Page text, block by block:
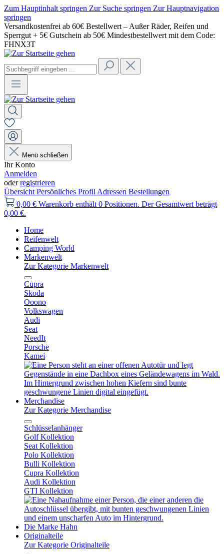
Zum Hauptinhalt springen Zur Suche springen Zur Hauptnavigation
springen
Versandkostenfrei ab 60€ Bestellwert – Außer Räder, Reifen und
Sperrgut + 5€ Gutschein ab 50€ Mindestbestellwert mit dem Code:
FHNX3T
Menü schließen
Ihr Konto
Anmelden
oderregistrieren
Übersicht Persönliches Profil Adressen Bestellungen
0,00 € Warenkorb enthält 0 Positionen. Der Gesamtwert beträgt
0,00 €.
Home
Reifenwelt
Camping World
Markenwelt
Zur Kategorie Markenwelt
Cupra
Skoda
Ooono
Volkswagen
Audi
Seat
NeedIt
Porsche
Kamei
Merchandise
Zur Kategorie Merchandise
Schlüsselanhänger
Golf Kollektion
Seat Kollektion
Polo Kollektion
Bulli Kollektion
Cupra Kollektion
Audi Kollektion
GTI Kollektion
Die Marke Hahn
Originalteile
Zur Kategorie Originalteile